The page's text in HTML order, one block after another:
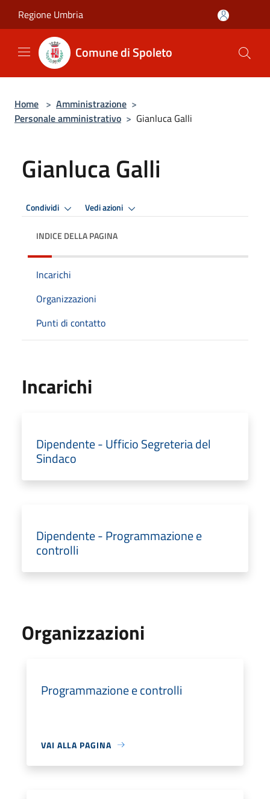
Regione Umbria
Comune di Spoleto
Home > Amministrazione >
Personale amministrativo > Gianluca Galli
Gianluca Galli
Condividi Vedi azioni
INDICE DELLA PAGINA
Incarichi
Organizzazioni
Punti di contatto
Incarichi
Dipendente - Ufficio Segreteria del
Sindaco
Dipendente - Programmazione e
controlli
Organizzazioni
Programmazione e controlli
VAI ALLA PAGINA